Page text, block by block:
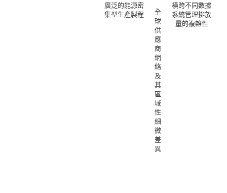
廣泛的能源密
集型生產製程
全
球
供
應
商
網
絡
及
其
區
域
性
細
微
差
異
橫跨不同數據
系統管理排放
量的複雜性